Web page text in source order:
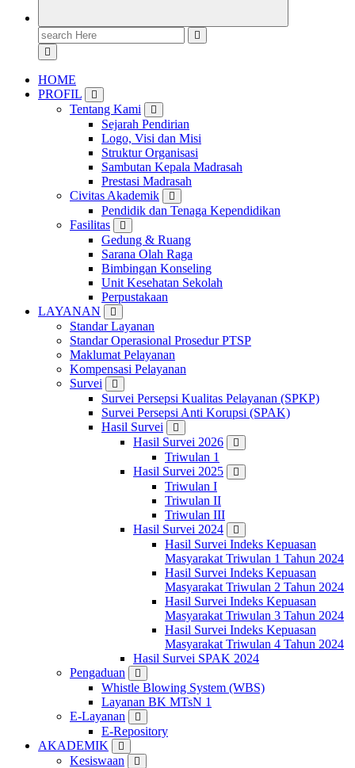
Search
for:
HOME
PROFIL
Tentang Kami
Sejarah Pendirian
Logo, Visi dan Misi
Struktur Organisasi
Sambutan Kepala Madrasah
Prestasi Madrasah
Civitas Akademik
Pendidik dan Tenaga Kependidikan
Fasilitas
Gedung & Ruang
Sarana Olah Raga
Bimbingan Konseling
Unit Kesehatan Sekolah
Perpustakaan
LAYANAN
Standar Layanan
Standar Operasional Prosedur PTSP
Maklumat Pelayanan
Kompensasi Pelayanan
Survei
Survei Persepsi Kualitas Pelayanan (SPKP)
Survei Persepsi Anti Korupsi (SPAK)
Hasil Survei
Hasil Survei 2026
Triwulan 1
Hasil Survei 2025
Triwulan I
Triwulan II
Triwulan III
Hasil Survei 2024
Hasil Survei Indeks Kepuasan
Masyarakat Triwulan 1 Tahun 2024
Hasil Survei Indeks Kepuasan
Masyarakat Triwulan 2 Tahun 2024
Hasil Survei Indeks Kepuasan
Masyarakat Triwulan 3 Tahun 2024
Hasil Survei Indeks Kepuasan
Masyarakat Triwulan 4 Tahun 2024
Hasil Survei SPAK 2024
Pengaduan
Whistle Blowing System (WBS)
Layanan BK MTsN 1
E-Layanan
E-Repository
AKADEMIK
Kesiswaan